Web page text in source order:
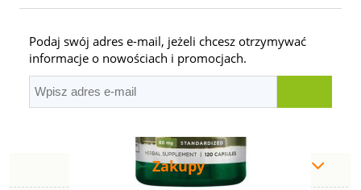
Podaj swój adres e-mail, jeżeli chcesz otrzymywać
informacje o nowościach i promocjach.
Zakupy